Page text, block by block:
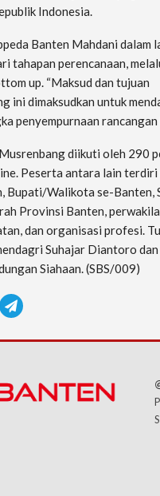
Indonesia.
Banten Mahdani
tahapan perencanaan,
up. “Maksud dan tujuan
ini dimaksudkan untuk
penyempurnaan
diikuti oleh 290
Peserta antara lain
Bupati/Walikota se-
Provinsi Banten,
dan organisasi profesi.
Suhajar Diantoro
Siahaan. (SBS/009)